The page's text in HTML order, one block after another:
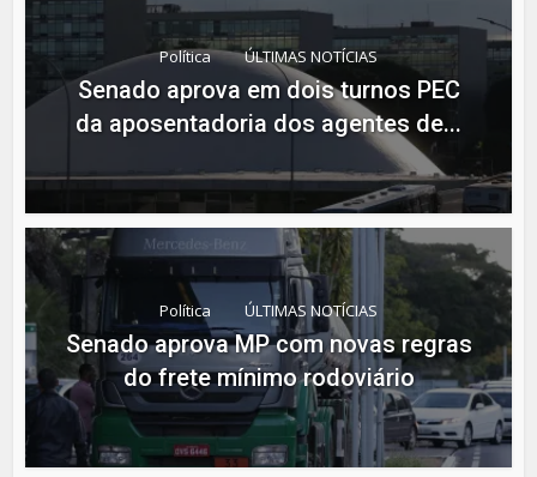
Política ÚLTIMAS NOTÍCIAS
Senado aprova em dois turnos PEC
da aposentadoria dos agentes de...
Política ÚLTIMAS NOTÍCIAS
Senado aprova MP com novas regras
do frete mínimo rodoviário